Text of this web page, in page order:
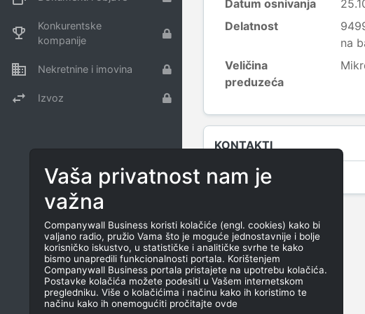
Konkurentske
kompanije
Nekretnine i imovina
Izvoz
Datum osnivanja
Delatnost
na
Veličina
preduzeća
KONTAKTI
Vaša privatnost nam je
važna
Companywall Business koristi kolačiće (engl. cookies) kako bi
valjano radio, pružio Vama što je moguće jednostavnije i bolje
korisničko iskustvo, u statističke i analitičke svrhe te kako
bismo unapredili funkcionalnosti portala. Korištenjem
Companywall Business portala pristajete na upotrebu kolačića.
Postavke kolačića možete podesiti u Vašem internetskom
pregledniku. Više o kolačićima i načinu kako ih koristimo te
načinu kako ih onemogućiti pročitajte ovde